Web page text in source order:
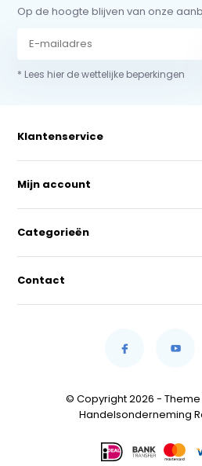
Op de hoogte blijven van onze
* Lees hier de wettelijke beperkingen
Klantenservice
Mijn account
Categorieën
Contact
© Copyright 2026 - Theme
Handelsonderneming